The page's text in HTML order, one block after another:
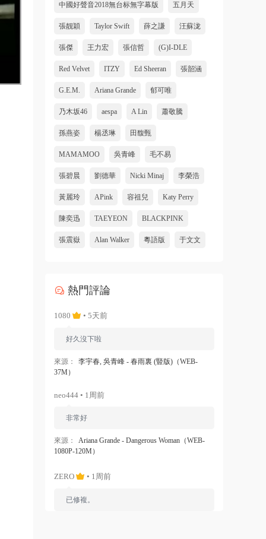
中國好聲音2018無台标無字幕版 五月天
張靓穎 Taylor Swift 薛之謙 汪蘇泷
張傑 王力宏 張信哲 (G)I-DLE
Red Velvet ITZY Ed Sheeran 張韶涵
G.E.M. Ariana Grande 郁可唯
乃木坂46 aespa A Lin 蕭敬騰
孫燕姿 楊丞琳 田馥甄
MAMAMOO 吳青峰 毛不易
張碧晨 劉德華 Nicki Minaj 李榮浩
黃麗玲 APink 容祖兒 Katy Perry
陳奕迅 TAEYEON BLACKPINK
張震嶽 Alan Walker 粵語版 于文文
熱門評論
1080 • 5天前
好久沒下啦
來源：
李宇春, 吳青峰 - 春雨裏 (豎版)（WEB-
37M）
neo444 • 1周前
非常好
來源：
Ariana Grande - Dangerous Woman（WEB-
1080P-120M）
ZERO • 1周前
已修複。